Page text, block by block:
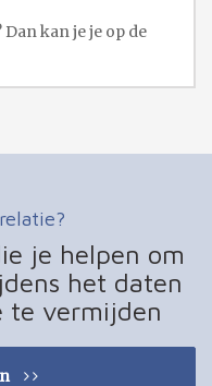
kan je je op de
je helpen om
het daten
te vermijden